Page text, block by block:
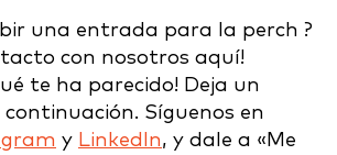
una entrada para la perch ?
con nosotros aquí!
te ha parecido! Deja un
Síguenos en
y LinkedIn, y dale a «Me